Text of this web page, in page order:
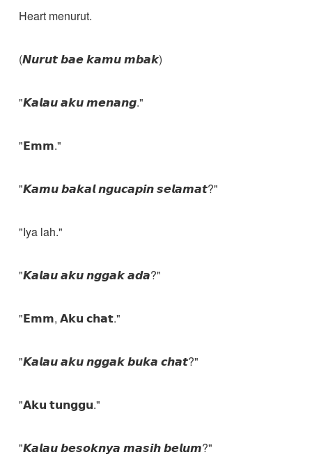
Heart menurut.
(𝙉𝙪𝙧𝙪𝙩 𝙗𝙖𝙚 𝙠𝙖𝙢𝙪 𝙢𝙗𝙖𝙠)
"𝙆𝙖𝙡𝙖𝙪 𝙖𝙠𝙪 𝙢𝙚𝙣𝙖𝙣𝙜."
"𝗘𝗺𝗺."
"𝙆𝙖𝙢𝙪 𝙗𝙖𝙠𝙖𝙡 𝙣𝙜𝙪𝙘𝙖𝙥𝙞𝙣 𝙨𝙚𝙡𝙖𝙢𝙖𝙩?"
"Iya lah."
"𝙆𝙖𝙡𝙖𝙪 𝙖𝙠𝙪 𝙣𝙜𝙜𝙖𝙠 𝙖𝙙𝙖?"
"𝗘𝗺𝗺, 𝗔𝗸𝘂 𝗰𝗵𝗮𝘁."
"𝙆𝙖𝙡𝙖𝙪 𝙖𝙠𝙪 𝙣𝙜𝙜𝙖𝙠 𝙗𝙪𝙠𝙖 𝙘𝙝𝙖𝙩?"
"𝗔𝗸𝘂 𝘁𝘂𝗻𝗴𝗴𝘂."
"𝙆𝙖𝙡𝙖𝙪 𝙗𝙚𝙨𝙤𝙠𝙣𝙮𝙖 𝙢𝙖𝙨𝙞𝙝 𝙗𝙚𝙡𝙪𝙢?"